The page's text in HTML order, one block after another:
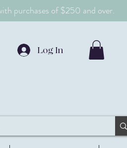
purchases of $250 and over.
Log In